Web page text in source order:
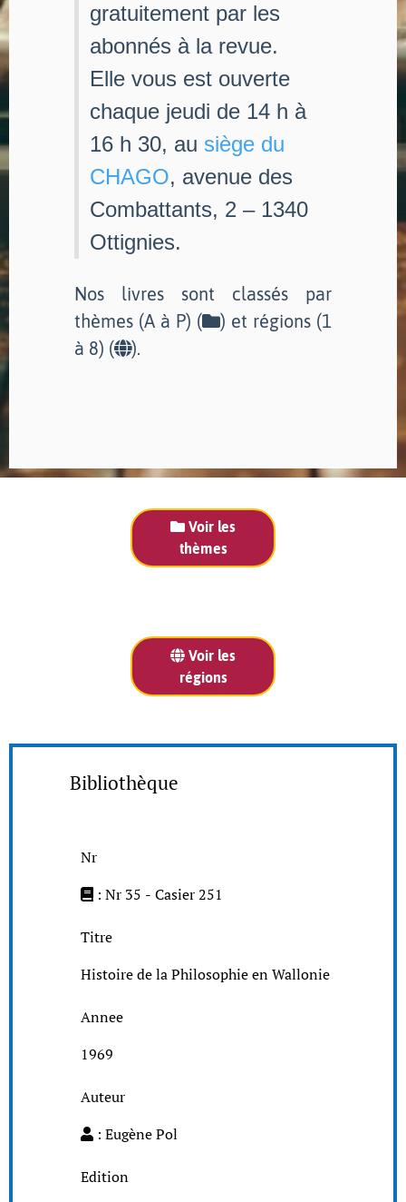
gratuitement par les
abonnés à la revue.
Elle vous est ouverte
chaque jeudi de 14 h à
16 h 30, au siège du
CHAGO, avenue des
Combattants, 2 – 1340
Ottignies.
Nos livres sont classés par
thèmes (A à P) (
) et régions (1
à 8) (
).
Voir les
thèmes
Voir les
régions
Bibliothèque
Nr
: Nr 35 - Casier 251
Titre
Histoire de la Philosophie en Wallonie
Annee
1969
Auteur
: Eugène Pol
Edition